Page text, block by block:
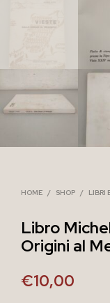
HOME / SHOP / LIBRI
Libro
Origini al
€10,00